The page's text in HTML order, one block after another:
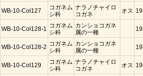
WB-10-Col127
コガネム
シ科
ナラノチャイロ
コガネ
オス
WB-10-Col128-1 コガネム
シ科
カンショコガネ
属の一種
WB-10-Col128-2 コガネム
シ科
カンショコガネ
属の一種
WB-10-Col129
コガネム
シ科
ナラノチャイロ
コガネ
オス